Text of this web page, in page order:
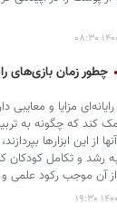
چطور زمان بازی‌های
مزایا و معایبی
کند که چگونه به
از این ابزارها
به رشد و تکامل
آن موجب رکود علمی
۱۹:۳۰